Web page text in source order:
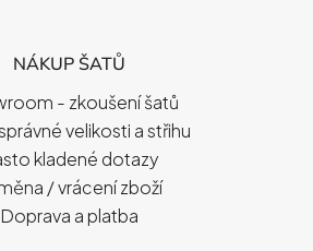
NÁKUP ŠATŮ
- zkoušení šatů
velikosti a střihu
kladené dotazy
/ vrácení zboží
Doprava a platba